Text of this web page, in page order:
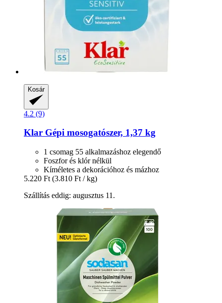
Kosár
4.2 (9)
Klar Gépi mosogatószer, 1,37 kg
1 csomag 55 alkalmazáshoz elegendő
Foszfor és klór nélkül
Kíméletes a dekorációhoz és mázhoz
5.220 Ft (3.810 Ft / kg)
Szállítás eddig: augusztus 11.